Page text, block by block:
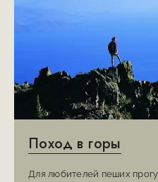
Поход в горы
Для любителей пеших